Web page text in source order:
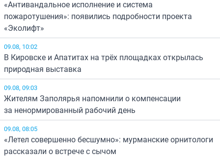
«Антивандальное исполнение и система
пожаротушения»: появились подробности проекта
«Эколифт»
09.08, 10:02
В Кировске и Апатитах на трёх площадках открылась
природная выставка
09.08, 09:03
Жителям Заполярья напомнили о компенсации
за ненормированный рабочий день
09.08, 08:05
«Летел совершенно бесшумно»: мурманские орнитологи
рассказали о встрече с сычом